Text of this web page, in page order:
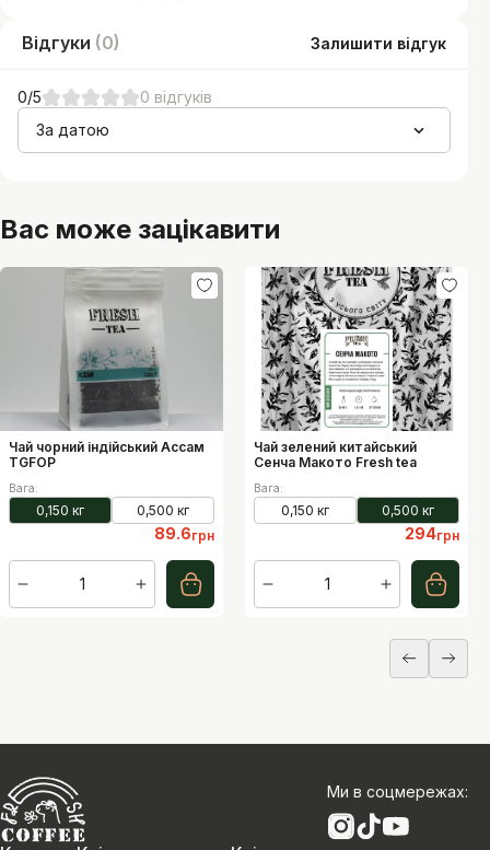
Відгуки (0) Залишити відгук
0/5 0 відгуків
За датою
Вас може зацікавити
Чай чорний індійський Ассам
TGFOP
Вага:
0,150 кг 0,500 кг
89.6грн
1
Чай зелений китайський
Сенча Макото Fresh tea
Вага:
0,150 кг 0,500 кг
294грн
1
Ми в соцмережах: